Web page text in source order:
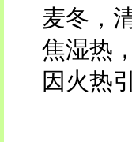
麦冬，
焦湿热
因火热